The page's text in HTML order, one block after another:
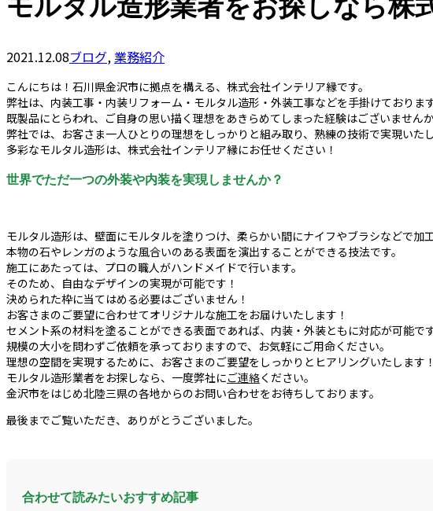
2021.12.08ブログ,業務紹介
こんにちは！石川県金沢市に拠点を構える、株式会社インテリア縁です。
弊社は、内装工事・内装リフォーム・モルタル造形・外装工事などを手掛けております
既製品にとらわれ、ご自身の思い描く理想をあきらめてしまった経験はございません
弊社では、お客さま一人ひとりの理想をしっかりと組み取り、熟練の技術で実現いた
多彩なモルタル造形は、株式会社インテリア縁にお任せください！
世界でただ一つの外装や内装を実現しませんか？
モルタル造形は、壁面にモルタルを塗りつけ、柔らかい間にナイフやブラシなどで加工
本物の石やレンガのような風合いのある表面を演出することができる技法です。
施工にあたっては、プロの職人がハンドメイドで行います。
そのため、自由なデザインの実現が可能です！
決められた枠に当てはめる必要はございません！
お客さまのご要望に合わせてオリジナルな施工をお届けいたします！
セメント系の材料を塗ることができる表面であれば、内装・外装ともに対応が可能です
規模の大小を問わずご依頼を承っておりますので、お気軽にご用命ください。
理想の空間を実現するために、お客さまのご要望をしっかりとヒアリングいたします！
モルタル造形業者をお探しなら、一度弊社にご連絡ください。
金沢市をはじめ北陸三県の各地からのお問い合わせをお待ちしております。
最後までご覧いただき、ありがとうございました。
合わせて読みたいおすすめ記事